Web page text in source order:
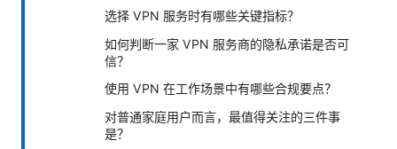
选择 VPN 服务时有哪些关键指标？
如何判断一家 VPN 服务商的隐私承诺是否可
信？
使用 VPN 在工作场景中有哪些合规要点？
对普通家庭用户而言，最值得关注的三件事
是？